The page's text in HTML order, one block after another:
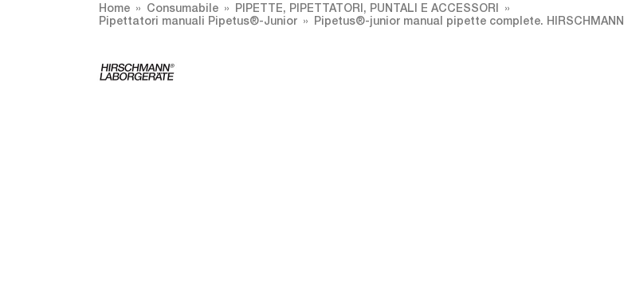
Home Consumabile
PIPETTE, PIPETTATORI, PUNTALI E ACCESSORI
Pipettatori manuali Pipetus®-Junior
Pipetus®-junior manual pipette complete. HIRSCHMANN